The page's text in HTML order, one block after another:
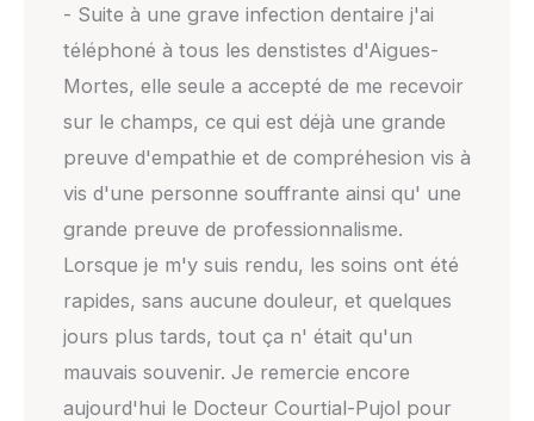
- Suite à une grave infection dentaire j'ai
téléphoné à tous les denstistes d'Aigues-
Mortes, elle seule a accepté de me recevoir
sur le champs, ce qui est déjà une grande
preuve d'empathie et de compréhesion vis à
vis d'une personne souffrante ainsi qu' une
grande preuve de professionnalisme.
Lorsque je m'y suis rendu, les soins ont été
rapides, sans aucune douleur, et quelques
jours plus tards, tout ça n' était qu'un
mauvais souvenir. Je remercie encore
aujourd'hui le Docteur Courtial-Pujol pour